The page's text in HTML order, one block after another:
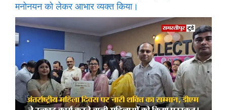
मनोनयन को लेकर आभार व्यक्त किया।